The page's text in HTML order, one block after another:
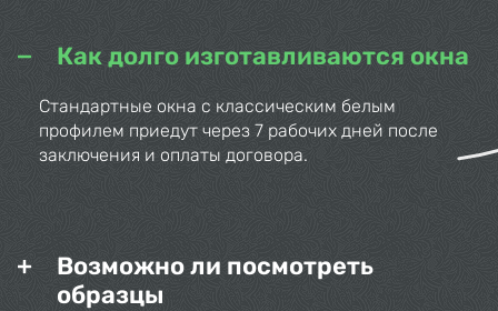
Как долго изготавливаются окна
Стандартные окна с классическим белым
профилем приедут через 7 рабочих дней после
заключения и оплаты договора.
Возможно ли посмотреть
образцы